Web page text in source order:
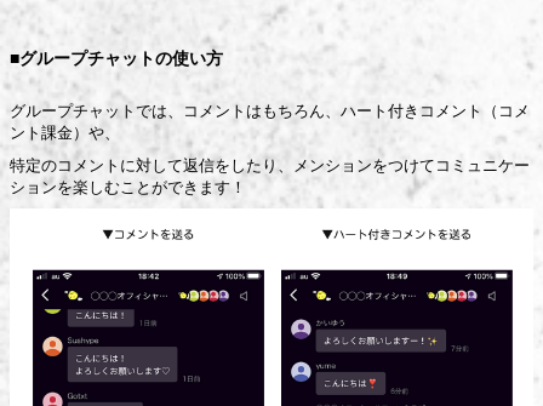
■グループチャットの使い方
グループチャットでは、コメントはもちろん、ハート付きコメント（コメ
ント課金）や、
特定のコメントに対して返信をしたり、メンションをつけてコミュニケー
ションを楽しむことができます！